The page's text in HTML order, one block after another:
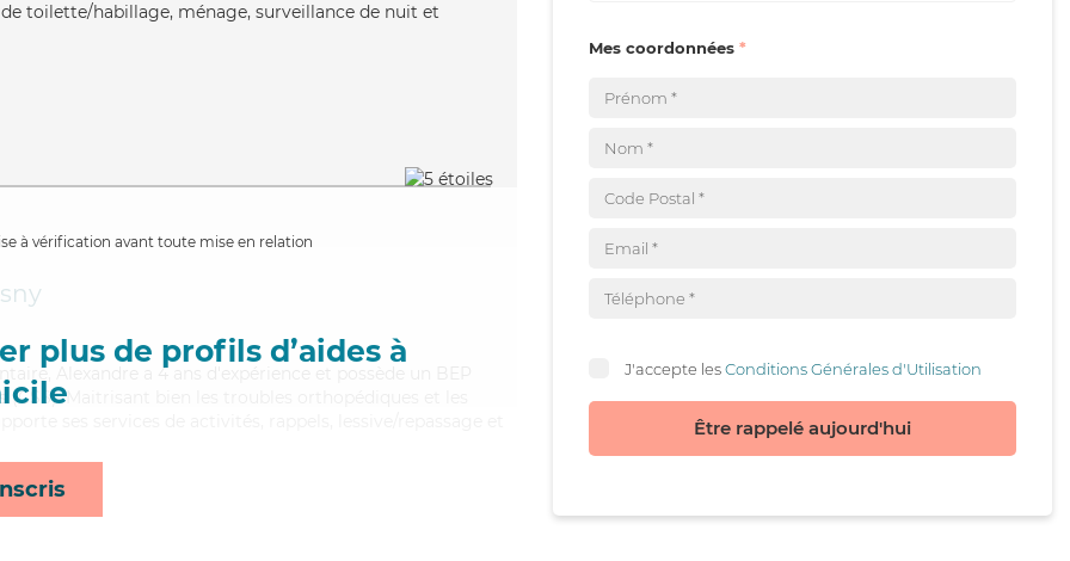
toilette/habillage, ménage, surveillance de nuit et
à vérification avant toute mise en relation
plus de profils d’aides à
Alexandre a 4 ans d'expérience et possède un BEP
(CSS). Maitrisant bien les troubles orthopédiques et les
Mes coordonnées
J'accepte lesConditions Générales d'Utilisation
Être rappelé aujourd'hui